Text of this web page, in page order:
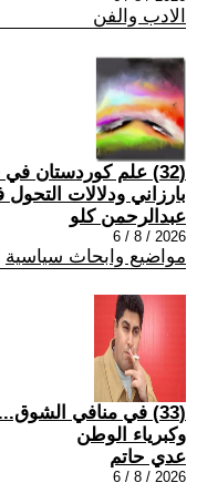
الادب والفن
(32) علم كوردستان
بارزاني ودلالات
عبدالرحمن كلو
2026 / 8 / 6
مواضيع وابحاث سياسية
(33) في منافي
وكبرياء الوطن
عدي حاتم
2026 / 8 / 6